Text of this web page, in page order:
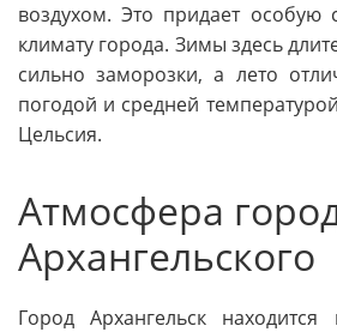
воздухом. Это придает особую
климату города. Зимы здесь
сильно заморозки, а лето
погодой и средней
Цельсия.
Атмосфера
Архангельского
Город Архангельск